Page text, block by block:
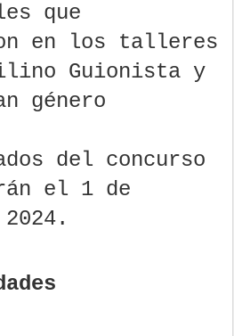
que
en los talleres
Guionista y
género
del concurso
el 1 de